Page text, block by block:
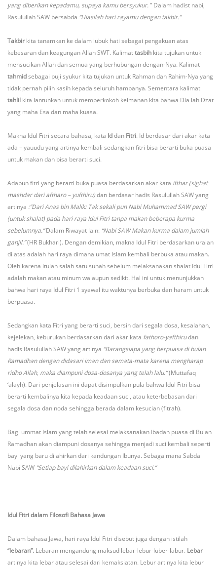
yang diberikan kepadamu, supaya kamu bersyukur.” Dalam hadist nabi,
Rasulullah SAW bersabda “Hiasilah hari rayamu dengan takbir.”
Takbir kita tanamkan ke dalam lubuk hati sebagai pengakuan atas
kebesaran dan keagungan Allah SWT. Kalimattasbih kita tujukan untuk
mensucikan Allah dan semua yang berhubungan dengan-Nya. Kalimat
tahmidsebagai puji syukur kita tujukan untuk Rahman dan Rahim-Nya yang
tidak pernah pilih kasih kepada seluruh hambanya. Sementara kalimat
tahlil kita lantunkan untuk memperkokoh keimanan kita bahwa Dia lah Dzat
yang maha Esa dan maha kuasa.
Makna Idul Fitri secara bahasa, kata Iddan Fitri. Id berdasar dari akar kata
ada – yauudu yang artinya kembali sedangkan fitri bisa berarti buka puasa
untuk makan dan bisa berarti suci.
Adapun fitri yang berarti buka puasa berdasarkan akar kata ifthar (sighat
mashdar dari aftharo – yufthiru)dan berdasar hadis Rasulullah SAW yang
artinya :”Dari Anas bin Malik: Tak sekali pun Nabi Muhammad SAW pergi
(untuk shalat) pada hari raya Idul Fitri tanpa makan beberapa kurma
sebelumnya.”Dalam Riwayat lain: “Nabi SAW Makan kurma dalam jumlah
ganjil.”(HR Bukhari). Dengan demikian, makna Idul Fitri berdasarkan uraian
di atas adalah hari raya dimana umat Islam kembali berbuka atau makan.
Oleh karena itulah salah satu sunah sebelum melaksanakan shalat Idul Fitri
adalah makan atau minum walaupun sedikit. Hal ini untuk menunjukkan
bahwa hari raya Idul Fitri 1 syawal itu waktunya berbuka dan haram untuk
berpuasa.
Sedangkan kata Fitri yang berarti suci, bersih dari segala dosa, kesalahan,
kejelekan, keburukan berdasarkan dari akar kata fathoro-yafthirudan
hadis Rasulullah SAW yang artinya “Barangsiapa yang berpuasa di bulan
Ramadhan dengan didasari iman dan semata-mata karena mengharap
ridho Allah, maka diampuni dosa-dosanya yang telah lalu.”(Muttafaq
‘alayh). Dari penjelasan ini dapat disimpulkan pula bahwa Idul Fitri bisa
berarti kembalinya kita kepada keadaan suci, atau keterbebasan dari
segala dosa dan noda sehingga berada dalam kesucian (fitrah).
Bagi ummat Islam yang telah selesai melaksanakan Ibadah puasa di Bulan
Ramadhan akan diampuni dosanya sehingga menjadi suci kembali seperti
bayi yang baru dilahirkan dari kandungan Ibunya. Sebagaimana Sabda
Nabi SAW “Setiap bayi dilahirkan dalam keadaan suci.”
Idul Fitri dalam Filosofi Bahasa Jawa
Dalam bahasa Jawa, hari raya Idul Fitri disebut juga dengan istilah
“lebaran”. Lebaran mengandung maksud lebar-lebur-luber-labur. Lebar
artinya kita lebar atau selesai dari kemaksiatan. Lebur artinya kita lebur